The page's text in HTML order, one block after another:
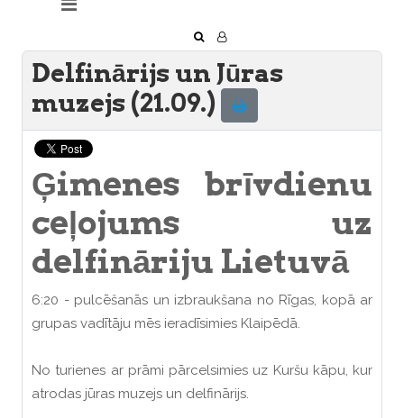
Delfinārijs un Jūras
muzejs (21.09.)
Ģimenes brīvdienu
ceļojums uz
delfināriju Lietuvā
6:20 - pulcēšanās un izbraukšana no Rīgas, kopā ar
grupas vadītāju mēs ieradīsimies Klaipēdā.
No turienes ar prāmi pārcelsimies uz Kuršu kāpu, kur
atrodas jūras muzejs un delfinārijs.